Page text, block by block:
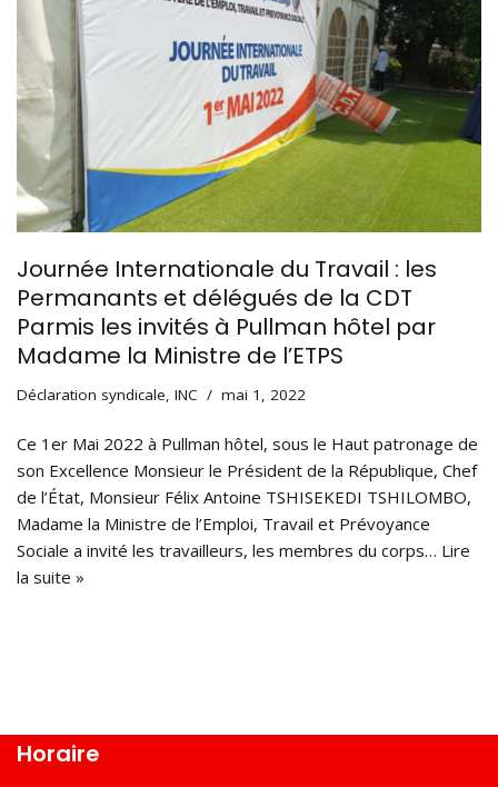
Journée Internationale du Travail : les
Permanants et délégués de la CDT
Parmis les invités à Pullman hôtel par
Madame la Ministre de l’ETPS
Déclaration syndicale, INC mai 1, 2022
Ce 1er Mai 2022 à Pullman hôtel, sous le Haut patronage de
son Excellence Monsieur le Président de la République, Chef
de l’État, Monsieur Félix Antoine TSHISEKEDI TSHILOMBO,
Madame la Ministre de l’Emploi, Travail et Prévoyance
Sociale a invité les travailleurs, les membres du corps… Lire
la suite »
Horaire